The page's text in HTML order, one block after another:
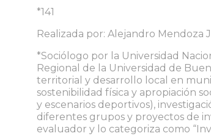
*141
Realizada por: Alejandro Mendoza
*Sociólogo por la Universidad
Regional de la Universidad de
territorial y desarrollo local en
sostenibilidad física y apropiación
y escenarios deportivos),
diferentes grupos y proyectos de
evaluador y lo categoriza como